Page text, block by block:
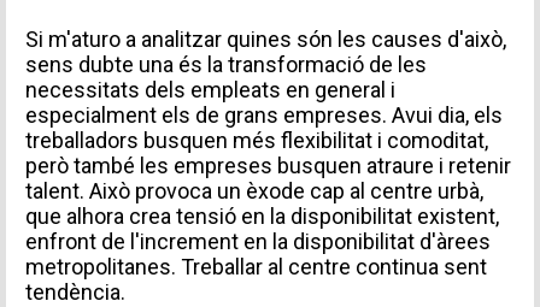
Si m'aturo a analitzar quines són les causes d'això,
sens dubte una és la transformació de les
necessitats dels empleats en general i
especialment els de grans empreses. Avui dia, els
treballadors busquen més flexibilitat i comoditat,
però també les empreses busquen atraure i retenir
talent. Això provoca un èxode cap al centre urbà,
que alhora crea tensió en la disponibilitat existent,
enfront de l'increment en la disponibilitat d'àrees
metropolitanes. Treballar al centre continua sent
tendència.